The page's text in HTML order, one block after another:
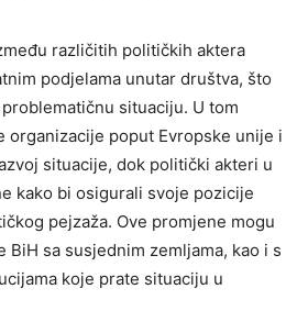
različitih političkih aktera
podjelama unutar društva, što
situaciju. U tom
organizacije poput Evropske unije i
situacije, dok politički akteri u
kako bi osigurali svoje pozicije
pejzaža. Ove promjene mogu
BiH sa susjednim zemljama, kao i s
koje prate situaciju u